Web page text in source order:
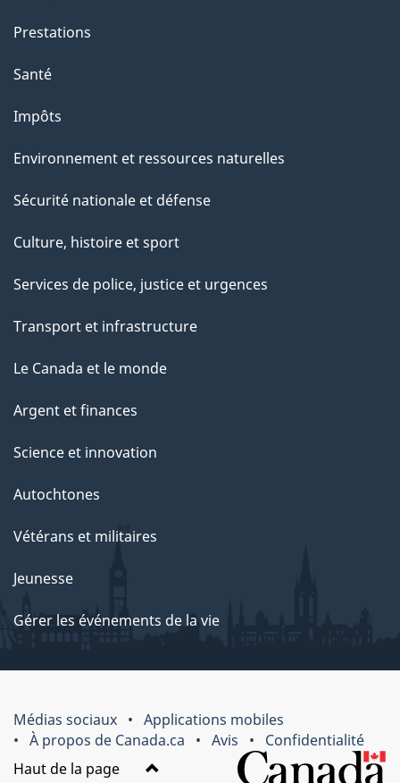
Prestations
Santé
Impôts
Environnement et ressources naturelles
Sécurité nationale et défense
Culture, histoire et sport
Services de police, justice et urgences
Transport et infrastructure
Le Canada et le monde
Argent et finances
Science et innovation
Autochtones
Vétérans et militaires
Jeunesse
Gérer les événements de la vie
Médias sociaux
Applications mobiles
À propos de Canada.ca
Avis
Confidentialité
Haut de la page